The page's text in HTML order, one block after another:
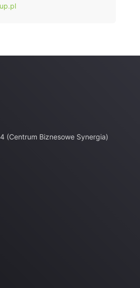
(Centrum Biznesowe Synergia)